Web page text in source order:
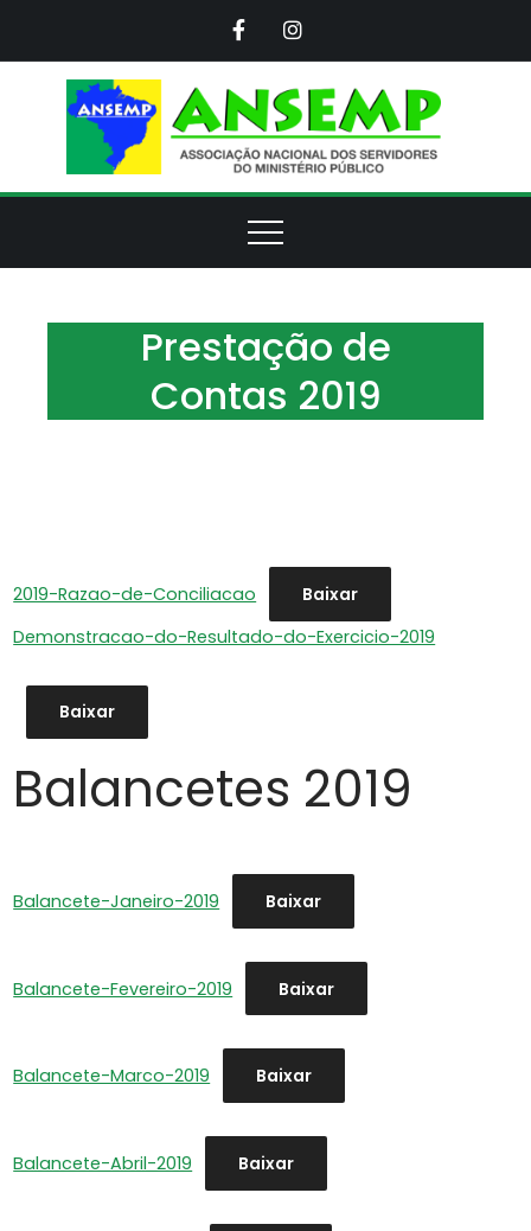
content
Prestação de
Contas 2019
2019-Razao-de-Conciliacao
Baixar
Demonstracao-do-Resultado-do-Exercicio-2019
Baixar
Balancetes 2019
Balancete-Janeiro-2019 Baixar
Balancete-Fevereiro-2019 Baixar
Balancete-Marco-2019 Baixar
Balancete-Abril-2019 Baixar